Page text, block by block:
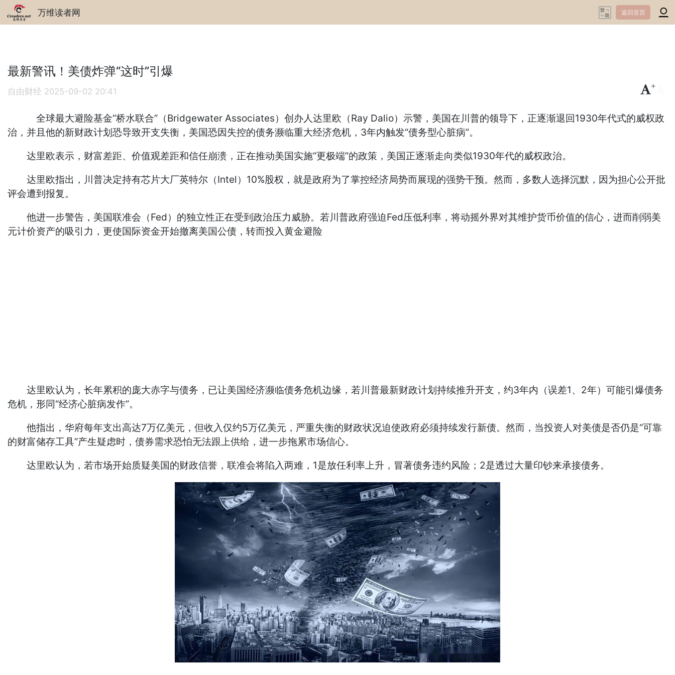
万维读者网 返回首页
最新警讯！美债炸弹“这时”引爆
自由财经 2025-09-02 20:41
+
全球最大避险基金“桥水联合”（Bridgewater Associates）创办人达里欧（Ray Dalio）示警，美国在川普的领导下，正逐渐退回1930年代式的威权政
治，并且他的新财政计划恐导致开支失衡，美国恐因失控的债务濒临重大经济危机，3年内触发“债务型心脏病”。
达里欧表示，财富差距、价值观差距和信任崩溃，正在推动美国实施“更极端”的政策，美国正逐渐走向类似1930年代的威权政治。
达里欧指出，川普决定持有芯片大厂英特尔（Intel）10%股权，就是政府为了掌控经济局势而展现的强势干预。然而，多数人选择沉默，因为担心公开批
评会遭到报复。
他进一步警告，美国联准会（Fed）的独立性正在受到政治压力威胁。若川普政府强迫Fed压低利率，将动摇外界对其维护货币价值的信心，进而削弱美
元计价资产的吸引力，更使国际资金开始撤离美国公债，转而投入黄金避险
达里欧认为，长年累积的庞大赤字与债务，已让美国经济濒临债务危机边缘，若川普最新财政计划持续推升开支，约3年内（误差1、2年）可能引爆债务
危机，形同“经济心脏病发作”。
他指出，华府每年支出高达7万亿美元，但收入仅约5万亿美元，严重失衡的财政状况迫使政府必须持续发行新债。然而，当投资人对美债是否仍是“可靠
的财富储存工具”产生疑虑时，债券需求恐怕无法跟上供给，进一步拖累市场信心。
达里欧认为，若市场开始质疑美国的财政信誉，联准会将陷入两难，1是放任利率上升，冒著债务违约风险；2是透过大量印钞来承接债务。